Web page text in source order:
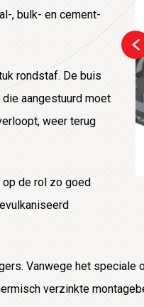
, bulk- en cement-
rondstaf. De buis
aangestuurd moet
weer terug
op de rol zo goed
Vanwege het
verzinkte